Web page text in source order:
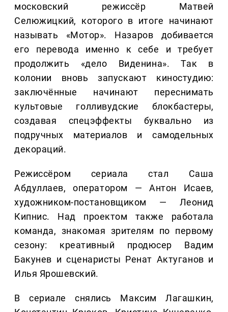
московский режиссёр Матвей
Селюжицкий, которого в итоге начинают
называть «Мотор». Назаров добивается
его перевода именно к себе и требует
продолжить «дело Виденина». Так в
колонии вновь запускают киностудию:
заключённые начинают переснимать
культовые голливудские блокбастеры,
создавая спецэффекты буквально из
подручных материалов и самодельных
декораций.
Режиссёром сериала стал Саша
Абдуллаев, оператором — Антон Исаев,
художником-постановщиком — Леонид
Кипнис. Над проектом также работала
команда, знакомая зрителям по первому
сезону: креативный продюсер Вадим
Бакунев и сценаристы Ренат Актуганов и
Илья Ярошевский.
В сериале снялись Максим Лагашкин,